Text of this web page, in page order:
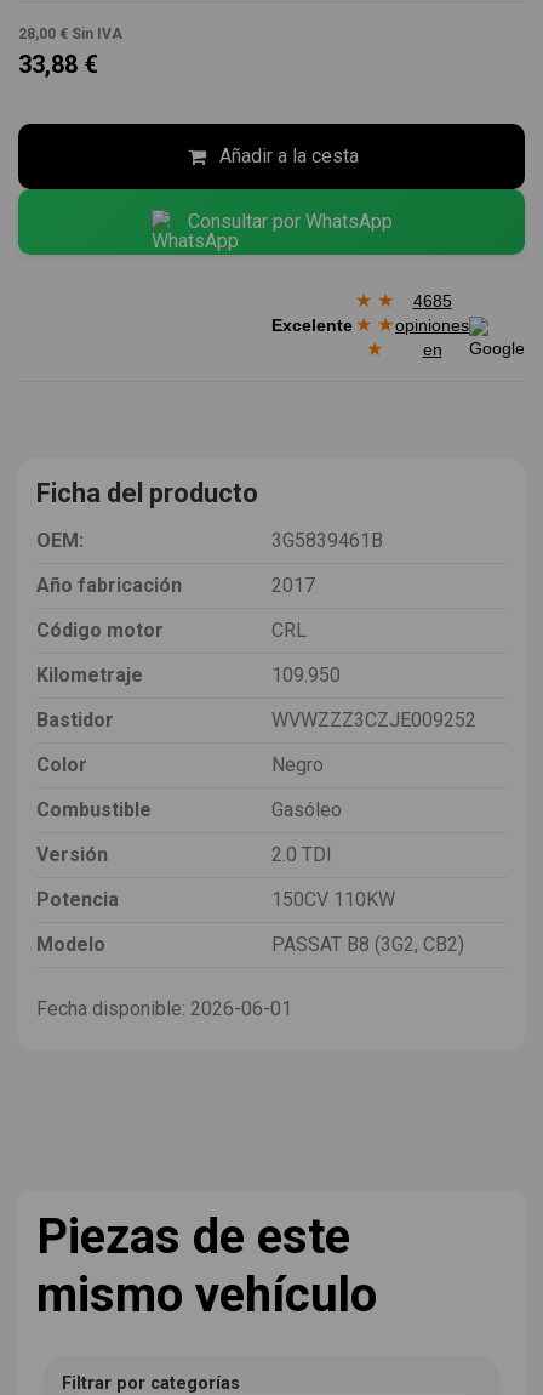
28,00 € Sin IVA
33,88 €
Añadir a la cesta
Consultar por WhatsApp
Excelente
★ ★
★ ★
★
4685
opiniones
en
Ficha del producto
OEM:
3G5839461B
Año fabricación
2017
Código motor
CRL
Kilometraje
109.950
Bastidor
WVWZZZ3CZJE009252
Color
Negro
Combustible
Gasóleo
Versión
2.0 TDI
Potencia
150CV 110KW
Modelo
PASSAT B8 (3G2, CB2)
Fecha disponible: 2026-06-01
Piezas de este
mismo vehículo
Filtrar por categorías